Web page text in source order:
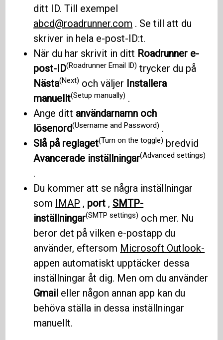
ditt ID. Till exempel
abcd@roadrunner.com . Se till att du
skriver in hela e-post-ID:t.
När du har skrivit in ditt Roadrunner e-
post-ID(Roadrunner Email ID) trycker du på
Nästa(Next) och väljer Installera
manuellt(Setup manually) .
Ange ditt användarnamn och
lösenord(Username and Password) .
Slå på reglaget(Turn on the toggle) bredvid
Avancerade inställningar(Advanced settings)
.
Du kommer att se några inställningar
som IMAP , port , SMTP-
inställningar(SMTP settings) och mer. Nu
beror det på vilken e-postapp du
använder, eftersom Microsoft Outlook-
appen automatiskt upptäcker dessa
inställningar åt dig. Men om du använder
Gmail eller någon annan app kan du
behöva ställa in dessa inställningar
manuellt.